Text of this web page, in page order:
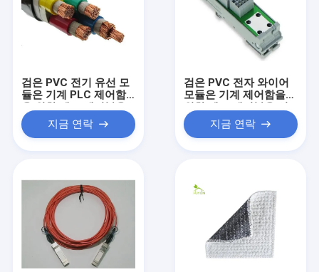
검은 PVC 전기 유선 모
듈은 기계 PLC 제어함
연결합니다
지금 연락
검은 PVC 전자 와이어
모듈은 기계 제어함을
결합니다지금 연락